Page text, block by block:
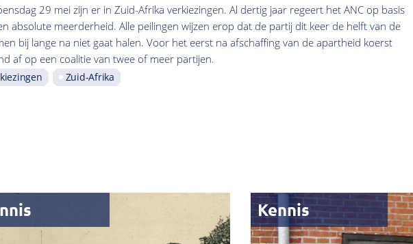
29 mei zijn er in Zuid-Afrika verkiezingen. Al dertig jaar regeert het ANC op basis
absolute meerderheid. Alle peilingen wijzen erop dat de partij dit keer de helft van de
bij lange na niet gaat halen. Voor het eerst na afschaffing van de apartheid koerst
af op een coalitie van twee of meer partijen.
Zuid-Afrika
Kennis